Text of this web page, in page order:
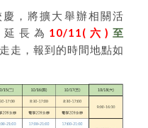
，將擴大舉辦相關活
長為 10/11(六) 至
走，報到的時間地點如